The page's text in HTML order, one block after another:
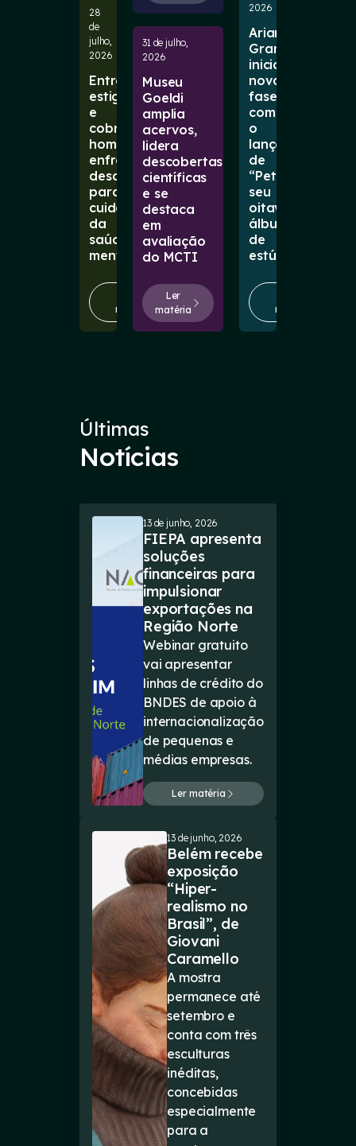
28
de
julho,
2026
Entre
estigmas
e
cobranças,
homens
enfrentam
desafios
para
cuidar
da
saúde
mental
matéria
31 de julho,
2026
Museu
Goeldi
amplia
acervos,
lidera
descobertas
científicas
e se
destaca
em
avaliação
do MCTI
Ler
matéria
2026
Ariana
Grande
inicia
nova
fase
com
o
lançamento
de
“Petal”,
seu
oitavo
álbum
de
estúdio
matéria
Últimas
Notícias
13 de junho, 2026
FIEPA apresenta
soluções
financeiras para
impulsionar
exportações na
Região Norte
Webinar gratuito
vai apresentar
linhas de crédito do
BNDES de apoio à
internacionalização
de pequenas e
médias empresas.
Ler matéria
13 de junho, 2026
Belém recebe
exposição
“Hiper-
realismo no
Brasil”, de
Giovani
Caramello
A mostra
permanece até
setembro e
conta com três
esculturas
inéditas,
concebidas
especialmente
para a